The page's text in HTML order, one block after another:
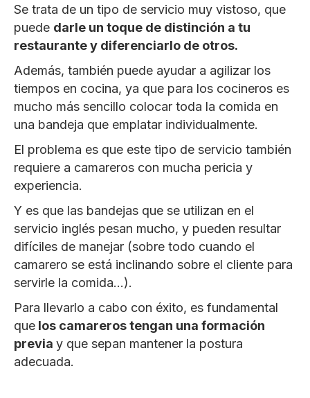
Se trata de un tipo de servicio muy vistoso, que
puede darle un toque de distinción a tu
restaurante y diferenciarlo de otros.
Además, también puede ayudar a agilizar los
tiempos en cocina, ya que para los cocineros es
mucho más sencillo colocar toda la comida en
una bandeja que emplatar individualmente.
El problema es que este tipo de servicio también
requiere a camareros con mucha pericia y
experiencia.
Y es que las bandejas que se utilizan en el
servicio inglés pesan mucho, y pueden resultar
difíciles de manejar (sobre todo cuando el
camarero se está inclinando sobre el cliente para
servirle la comida…).
Para llevarlo a cabo con éxito, es fundamental
que los camareros tengan una formación
previa y que sepan mantener la postura
adecuada.